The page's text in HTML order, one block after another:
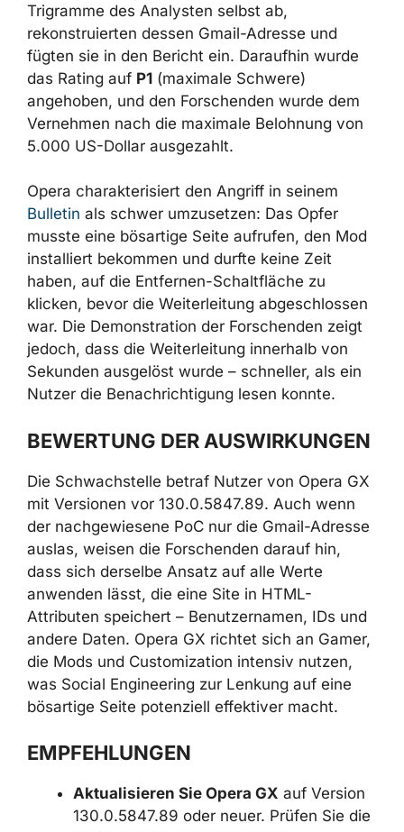
Offenlegungsprozess über die Plattform
Bugcrowd nicht reibungslos: Die Triage-
Analysten stuften die Schwachstelle zunächst
als P3 (mittlere Schwere) ein. Um das
tatsächliche Ausmaß der Bedrohung zu
demonstrieren, fingen die Forschenden die
Trigramme des Analysten selbst ab,
fügten sie in den Bericht ein. Daraufhin wurde
das Rating aufP1(maximale Schwere)
angehoben, und den Forschenden wurde dem
Vernehmen nach die maximale Belohnung von
5.000 US-Dollar ausgezahlt.
Opera charakterisiert den Angriff in seinem
Bulletin als schwer umzusetzen: Das Opfer
musste eine bösartige Seite aufrufen, den
Mod installiert bekommen und durfte keine
klicken, bevor die Weiterleitung
Forschenden zeigt jedoch, dass die
Weiterleitung innerhalb von Sekunden
ausgelöst wurde – schneller, als ein Nutzer
die Benachrichtigung lesen konnte.
BEWERTUNG DER
AUSWIRKUNGEN
Die Schwachstelle betraf Nutzer von Opera
GX mit Versionen vor 130.0.5847.89. Auch
wenn der nachgewiesene PoC nur die Gmail-
darauf hin, dass sich derselbe Ansatz auf alle
Attributen speichert – Benutzernamen, IDs
und andere Daten. Opera GX richtet sich an